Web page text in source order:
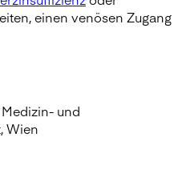
einen venösen Zugang
und
Wien